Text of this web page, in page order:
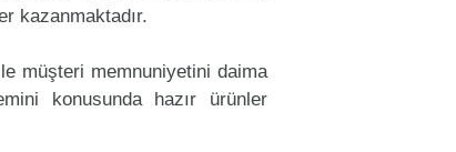
kazanmaktadır.
müşteri memnuniyetini daima
konusunda hazır ürünler